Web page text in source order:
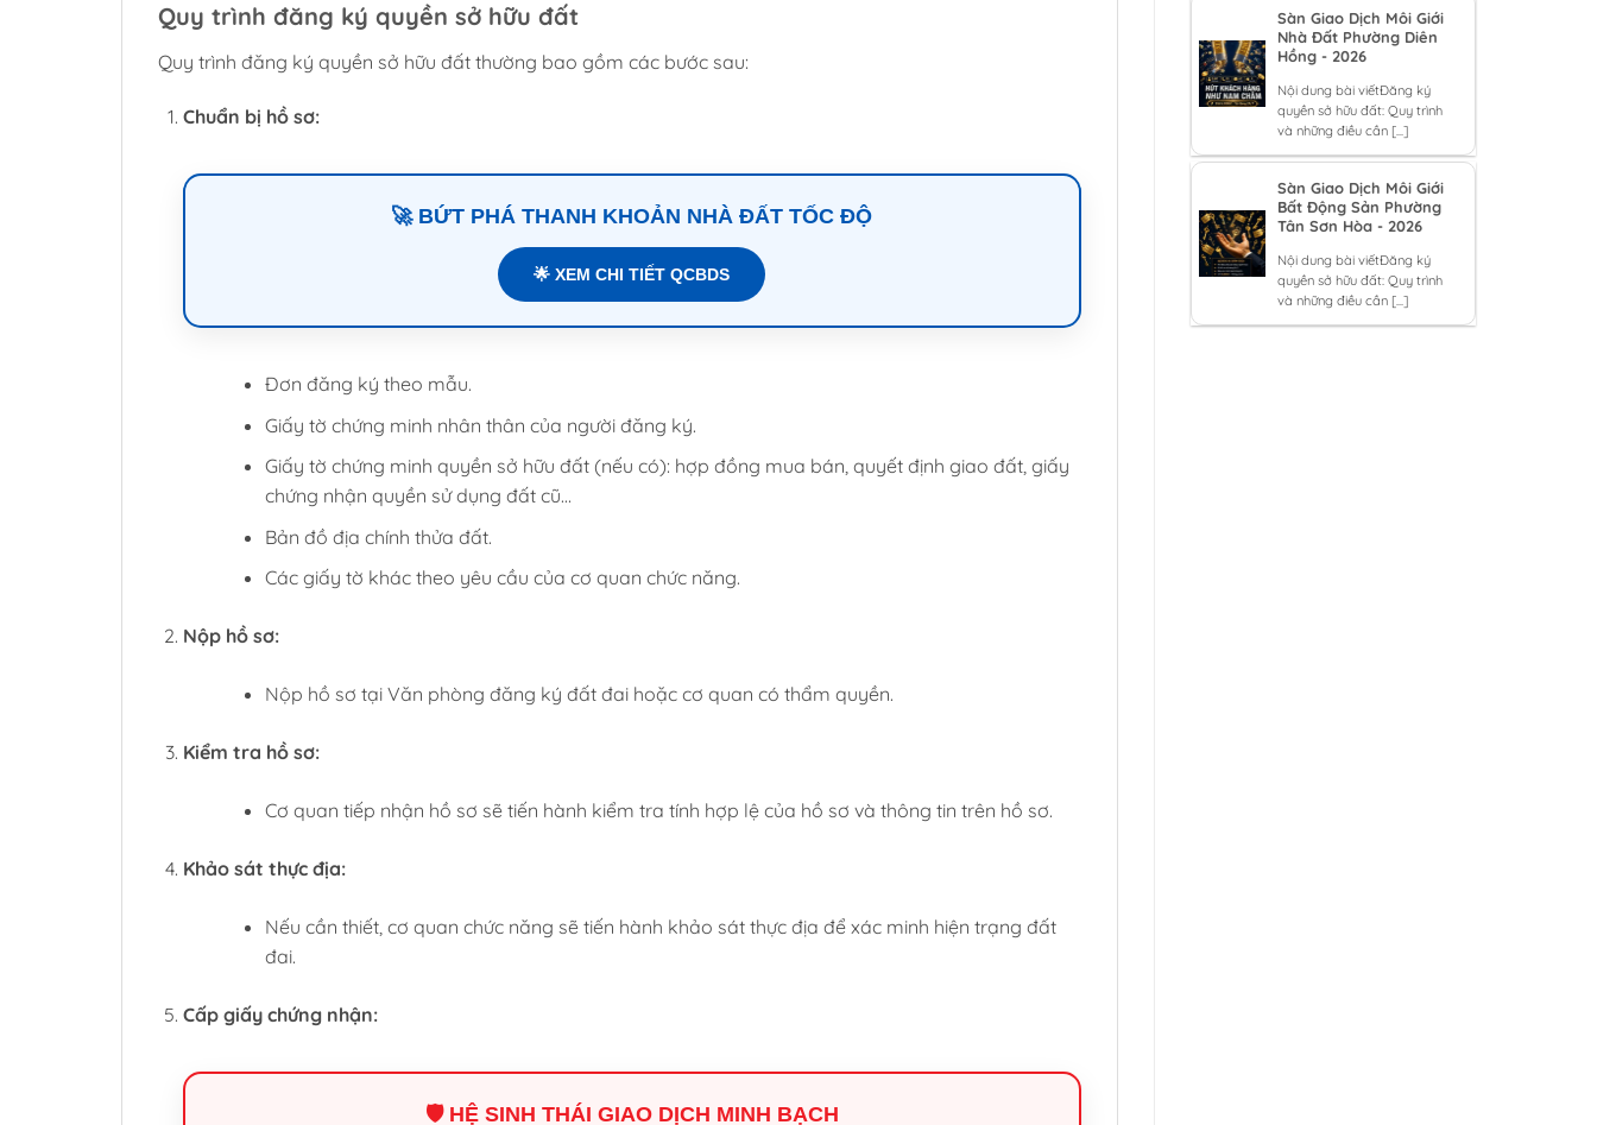
Sàn Giao Dịch Môi Giới
Nhà Đất Phường Diên
Hồng - 2026
Nội dung bài viếtĐăng ký
quyền sở hữu đất: Quy trình
và những điều cần [...]
Sàn Giao Dịch Môi Giới
Bất Động Sản Phường
Tân Sơn Hòa - 2026
Nội dung bài viếtĐăng ký
quyền sở hữu đất: Quy trình
và những điều cần [...]
Quy trình đăng ký quyền sở hữu đất
Quy trình đăng ký quyền sở hữu đất thường bao gồm các bước sau:
Chuẩn bị hồ sơ:
🚀 BỨT PHÁ THANH KHOẢN NHÀ ĐẤT TỐC ĐỘ
🌟 XEM CHI TIẾT QCBDS
Đơn đăng ký theo mẫu.
Giấy tờ chứng minh nhân thân của người đăng ký.
Giấy tờ chứng minh quyền sở hữu đất (nếu có): hợp đồng mua bán, quyết định giao đất, giấy
chứng nhận quyền sử dụng đất cũ…
Bản đồ địa chính thửa đất.
Các giấy tờ khác theo yêu cầu của cơ quan chức năng.
Nộp hồ sơ:
Nộp hồ sơ tại Văn phòng đăng ký đất đai hoặc cơ quan có thẩm quyền.
Kiểm tra hồ sơ:
Cơ quan tiếp nhận hồ sơ sẽ tiến hành kiểm tra tính hợp lệ của hồ sơ và thông tin trên hồ sơ.
Khảo sát thực địa:
Nếu cần thiết, cơ quan chức năng sẽ tiến hành khảo sát thực địa để xác minh hiện trạng đất
đai.
Cấp giấy chứng nhận:
🛡️ HỆ SINH THÁI GIAO DỊCH MINH BẠCH